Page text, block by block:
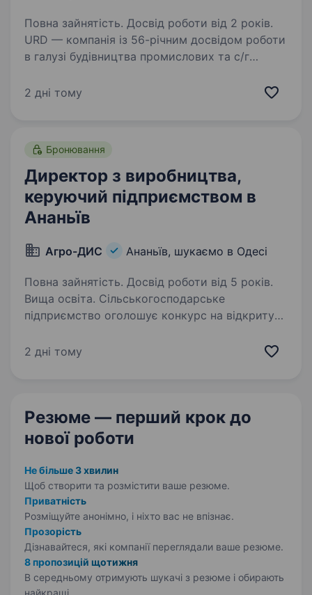
Повна зайнятість. Досвід роботи від 2 років.
URD — компанія із 56-річним досвідом роботи
в галузі будівництва промислових та с/г
будівництва та ремонту автомобільних доріг
2 дні тому
Бронювання
Директор з виробництва,
керуючий підприємством в
Ананьїв
Агро-ДИС Ананьїв, шукаємо в Одесі
Повна зайнятість. Досвід роботи від 5 років.
Вища освіта. Сільськогосподарське
підприємство оголошує конкурс на відкриту
підприємством Вимоги до кандидата: вища
2 дні тому
Резюме — перший крок до
нової роботи
Не більше 3 хвилин
Щоб створити та розмістити ваше резюме.
Приватність
Розміщуйте анонімно, і ніхто вас не впізнає.
Прозорість
Дізнавайтеся, які компанії переглядали ваше резюме.
8 пропозицій щотижня
В середньому отримують шукачі з резюме і обирають
найкращі.